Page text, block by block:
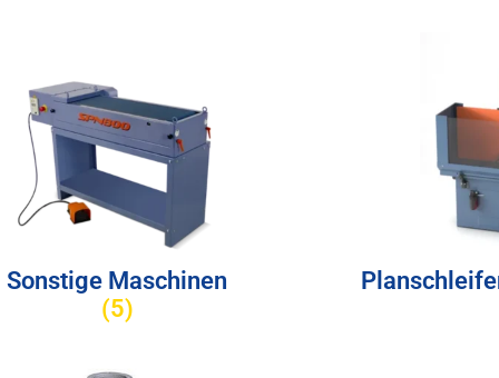
Sonstige Maschinen
(5)